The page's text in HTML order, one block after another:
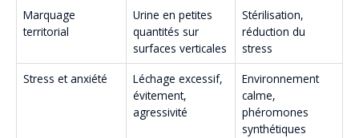
Marquage
territorial
Urine en petites
quantités sur
surfaces verticales
Stérilisation,
réduction du
stress
Stress et anxiété
Léchage excessif,
évitement,
agressivité
Environnement
calme,
phéromones
synthétiques